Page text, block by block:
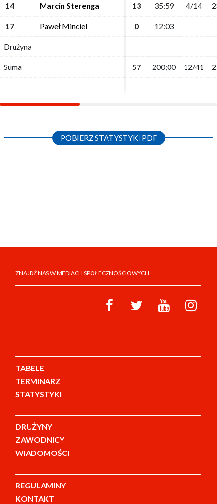
14 Marcin Sterenga 13 35:59 4/14
17 Paweł Minciel 0 12:03
Drużyna
Suma 57 200:00 12/41
14 Marcin Sterenga 13 35:59 4/14
17 Paweł Minciel 0 12:03
Drużyna
Suma 57 200:00 12/41
POBIERZ STATYSTYKI PDF
ZNAJDŹ NAS W MEDIACH SPOŁECZNOŚCIOWYCH
TABELE
TERMINARZ
STATYSTYKI
DRUŻYNY
ZAWODNICY
WIADOMOŚCI
REGULAMINY
KONTAKT